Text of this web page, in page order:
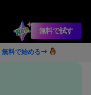
無料で試す
無料で始める→